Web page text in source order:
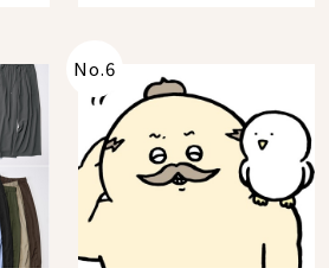
No.6